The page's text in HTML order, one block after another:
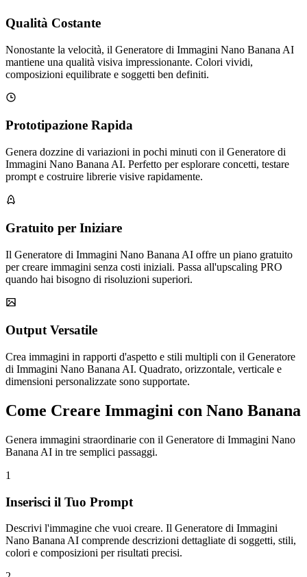
Qualità Costante
Nonostante la velocità, il Generatore di Immagini Nano Banana AI
mantiene una qualità visiva impressionante. Colori vividi,
composizioni equilibrate e soggetti ben definiti.
Prototipazione Rapida
Genera dozzine di variazioni in pochi minuti con il Generatore di
Immagini Nano Banana AI. Perfetto per esplorare concetti, testare
prompt e costruire librerie visive rapidamente.
Gratuito per Iniziare
Il Generatore di Immagini Nano Banana AI offre un piano gratuito
per creare immagini senza costi iniziali. Passa all'upscaling PRO
quando hai bisogno di risoluzioni superiori.
Output Versatile
Crea immagini in rapporti d'aspetto e stili multipli con il Generatore
di Immagini Nano Banana AI. Quadrato, orizzontale, verticale e
dimensioni personalizzate sono supportate.
Come Creare Immagini con Nano Banana
Genera immagini straordinarie con il Generatore di Immagini Nano
Banana AI in tre semplici passaggi.
1
Inserisci il Tuo Prompt
Descrivi l'immagine che vuoi creare. Il Generatore di Immagini
Nano Banana AI comprende descrizioni dettagliate di soggetti, stili,
colori e composizioni per risultati precisi.